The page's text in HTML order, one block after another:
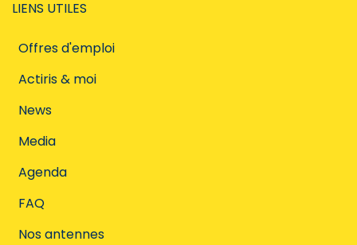
LIENS UTILES
Offres d'emploi
Actiris & moi
News
Media
Agenda
FAQ
Nos antennes